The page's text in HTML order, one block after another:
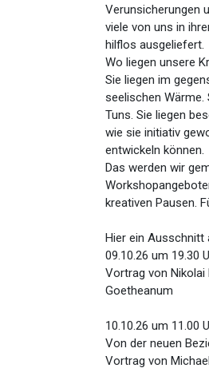
Verunsicherungen
viele von uns in
hilflos ausgeliefert.
Wo liegen unsere
Sie liegen im
seelischen Wärme.
Tuns. Sie liegen
wie sie initiativ
entwickeln können.
Das werden wir
kreativen Pausen.
Hier ein Ausschnitt
09.10.26 um 19.30
Vortrag von
Goetheanum
10.10.26 um 11.00
Von der neuen
Vortrag von